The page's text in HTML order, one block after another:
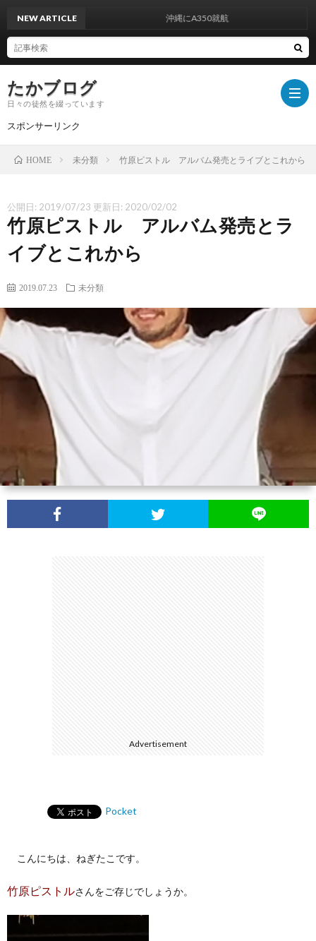
たかブログ
日々の徒然を綴っています
スポンサーリンク
シ
い
NEW ARTICLE 沖縄にA350就航
HOME 未分類 竹原ピストル アルバム発売とライブとこれから
公開日: 2019/07/23 更新日: 2020/02/02
竹原ピストル アルバム発売とラ
イブとこれから
2019.07.23 未分類
Advertisement
Pocket
こんにちは、ねぎたこです。
竹原ピストルさんをご存じでしょうか。